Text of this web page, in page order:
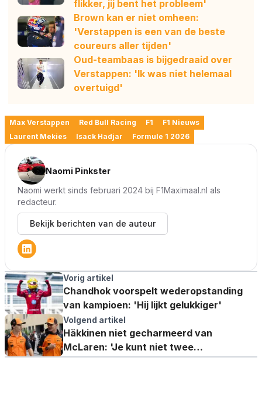
flikker, jij bent het probleem'
Brown kan er niet omheen:
'Verstappen is een van de beste
coureurs aller tijden'
Oud-teambaas is bijgedraaid over
Verstappen: 'Ik was niet helemaal
overtuigd'
Max Verstappen Red Bull Racing F1
F1 Nieuws
Laurent Mekies
Isack Hadjar Formule 1 2026
Naomi Pinkster
Naomi werkt sinds februari 2024 bij F1Maximaal.nl als
redacteur.
Bekijk berichten van de auteur
Vorig artikel
Chandhok voorspelt wederopstanding
van kampioen: 'Hij lijkt gelukkiger'
Volgend artikel
Häkkinen niet gecharmeerd van
McLaren: 'Je kunt niet twee
wereldkampioenen in het team hebben'